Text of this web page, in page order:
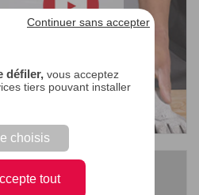
défiler, vous acceptez
tiers pouvant installer
choisis
tout
Continuer sans accepter